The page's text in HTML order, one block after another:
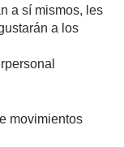
a sí mismos, les
a los
movimientos